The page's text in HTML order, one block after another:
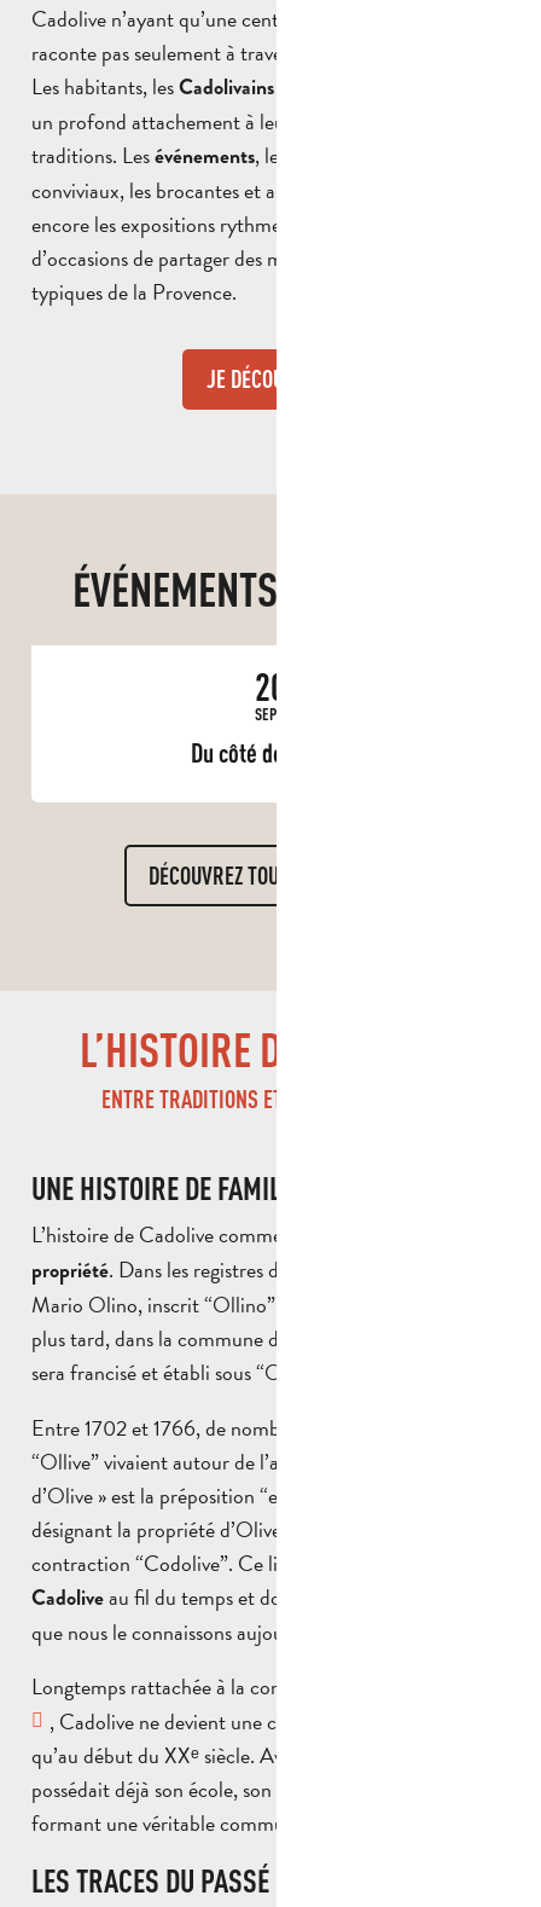
Cadolive n’ayant qu’une centaine d’années ne se
raconte pas seulement à travers ses pierres : elle se vit.
Les habitants, lesCadolivains et Cadolivaines
un profond attachement à leur village et à leurs
traditions. Lesévénements, les
conviviaux, les brocantes et animations, les concerts ou
encore les expositions rythment l’année. Ce sont autant
d’occasions de partager des moments chaleureux,
typiques de la Provence.
JE DÉCOUVRE
ÉVÉNEMENTS À CADOLIVE
20
SEPT.
Du côté de Leipzig
DÉCOUVREZ TOUT L'AGENDA
L’HISTOIRE DE CADOLIVE
ENTRE TRADITIONS ET MÉMOIRE MINIÈRE
UNE HISTOIRE DE FAMILLE
L’histoire de Cadolive commence autour d’une
propriété. Dans les registres de 1654 apparaît le nom de
Mario Olino, inscrit “Ollino” en 1674. Quelques années
plus tard, dans la commune de Saint-Savournin, ce nom
sera francisé et établi sous “Ollive”.
Entre 1702 et 1766, de nombreux membres de la famille
“Ollive” vivaient autour de l’actuel Cadolive. « Enco
d’Olive » est la préposition “encò” qui signifie “chez” et
désignant la propriété d’Olive, devient alors par
contraction “Codolive”. Ce lieu-dit, se transforme en
Cadoliveau fil du temps et donne naissance au village tel
que nous le connaissons aujourd’hui.
Longtemps rattachée à la commune de
, Cadolive ne devient une commune à part entière
qu’au début du XXᵉ siècle. Avant cela, le village
possédait déjà son école, son église et ses commerces,
formant une véritable communauté soudée.
LES TRACES DU PASSÉ